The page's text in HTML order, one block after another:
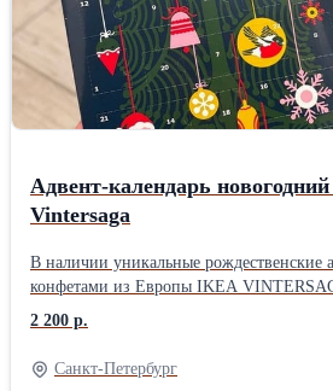
Адвент-календарь
Vintersaga
В наличии уникальные рождественские
конфетами из Европы IKEA
каждом окошке находится разная
ИКЕА Идеальный подарок любителям ИКЕА , а также детям и
всем ценителям сладостей Есть и другие товары ИКЕА Доставка
через Озон по всей России бесплатно ,
2 200 р.
Санкт-Петербург